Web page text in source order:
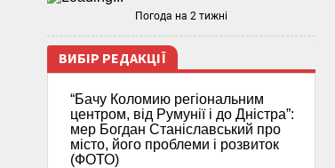
Погода на 2 тижні
ВИБІР РЕДАКЦІЇ
“Бачу Коломию регіональним
центром, від Румунії і до Дністра”:
мер Богдан Станіславський про
місто, його проблеми і розвиток
(ФОТО)